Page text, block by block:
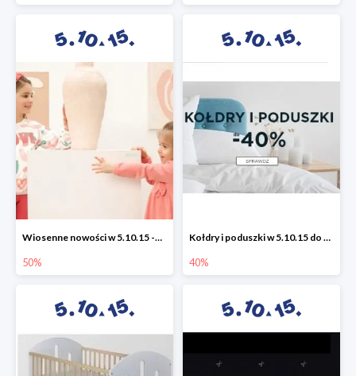
Wiosenne nowości w 5.10.15 -50%
50%
Kołdry i poduszki w 5.10.15 do -40%
40%